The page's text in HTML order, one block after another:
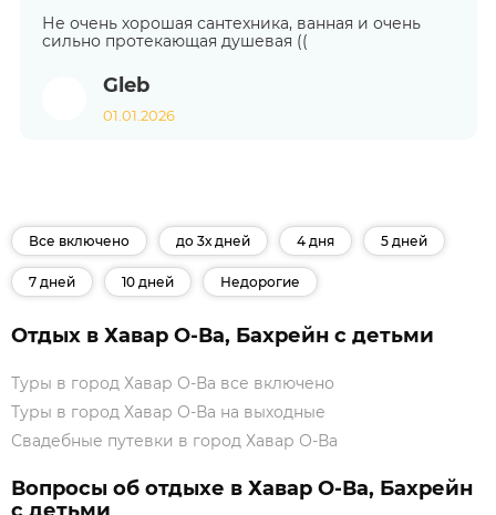
Не очень хорошая сантехника, ванная и очень
сильно протекающая душевая ((
Gleb
01.01.2026
Все включено до 3х дней 4 дня 5 дней
7 дней 10 дней Недорогие
Отдых в Хавар О-Ва, Бахрейн с детьми
Туры в город Хавар О-Ва все включено
Туры в город Хавар О-Ва на выходные
Свадебные путевки в город Хавар О-Ва
Вопросы об отдыхе в Хавар О-Ва, Бахрейн
с детьми